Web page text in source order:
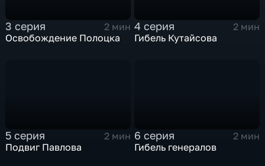
3 серия
2 мин
Освобождение Полоцка
4 серия
2 мин
Гибель Кутайсова
5 серия
2 мин
Подвиг Павлова
6 серия
2 мин
Гибель генералов